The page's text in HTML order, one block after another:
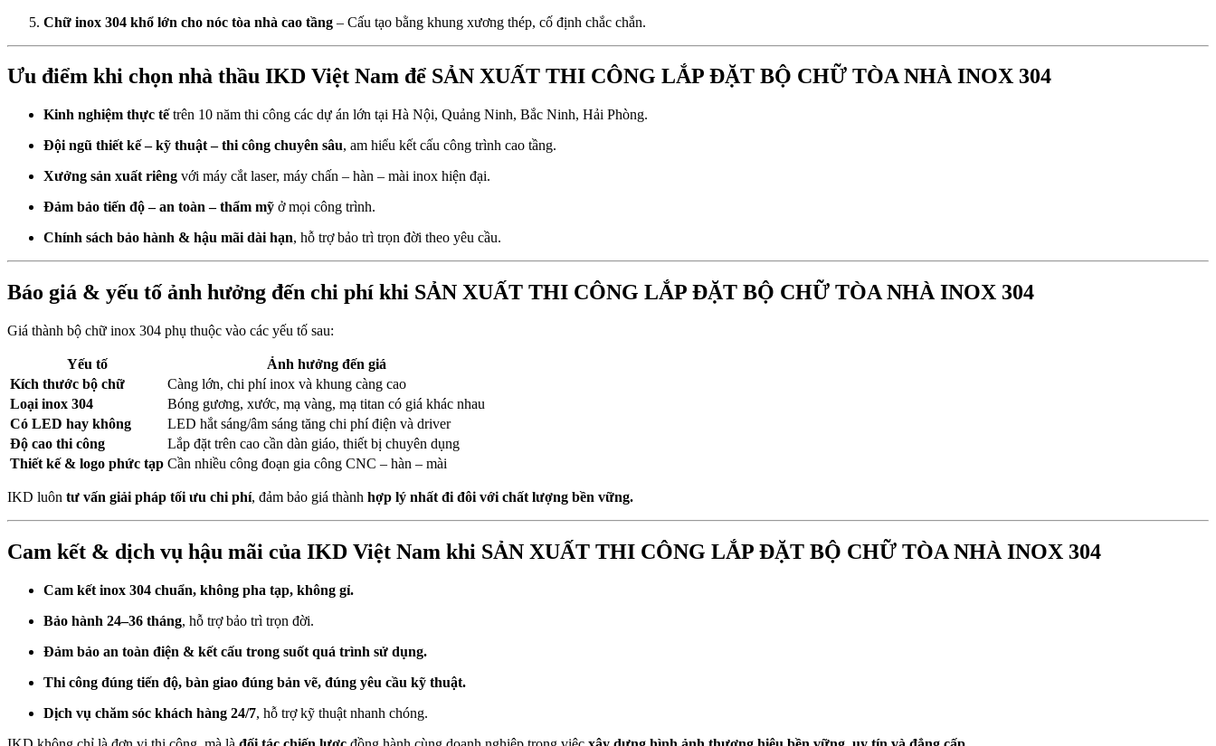
Chữ inox 304 khổ lớn cho nóc tòa nhà cao tầng – Cấu tạo bằng khung xương thép, cố định chắc chắn.
Ưu điểm khi chọn nhà thầu IKD Việt Nam để SẢN XUẤT THI CÔNG LẮP ĐẶT BỘ CHỮ TÒA NHÀ INOX 304
Kinh nghiệm thực tếtrên 10 năm thi công các dự án lớn tại Hà Nội, Quảng Ninh, Bắc Ninh, Hải Phòng.
Đội ngũ thiết kế – kỹ thuật – thi công chuyên sâu, am hiểu kết cấu công trình cao tầng.
Xưởng sản xuất riêng với máy cắt laser, máy chấn – hàn – mài inox hiện đại.
Đảm bảo tiến độ – an toàn – thẩm mỹ ở mọi công trình.
Chính sách bảo hành & hậu mãi dài hạn, hỗ trợ bảo trì trọn đời theo yêu cầu.
Báo giá & yếu tố ảnh hưởng đến chi phí khi SẢN XUẤT THI CÔNG LẮP ĐẶT BỘ CHỮ TÒA NHÀ INOX 304
Giá thành bộ chữ inox 304 phụ thuộc vào các yếu tố sau:
Yếu tố
Ảnh hưởng đến giá
Kích thước bộ chữ
Càng lớn, chi phí inox và khung càng cao
Loại inox 304
Bóng gương, xước, mạ vàng, mạ titan có giá khác nhau
Có LED hay không
LED hắt sáng/âm sáng tăng chi phí điện và driver
Độ cao thi công
Lắp đặt trên cao cần dàn giáo, thiết bị chuyên dụng
Thiết kế & logo phức tạp Cần nhiều công đoạn gia công CNC – hàn – mài
IKD luôn tư vấn giải pháp tối ưu chi phí, đảm bảo giá thành hợp lý nhất đi đôi với chất lượng bền vững.
Cam kết & dịch vụ hậu mãi của IKD Việt Nam khi SẢN XUẤT THI CÔNG LẮP ĐẶT BỘ CHỮ TÒA NHÀ INOX 304
Cam kết inox 304 chuẩn, không pha tạp, không gỉ.
Bảo hành 24–36 tháng, hỗ trợ bảo trì trọn đời.
Đảm bảo an toàn điện & kết cấu trong suốt quá trình sử dụng.
Thi công đúng tiến độ, bàn giao đúng bản vẽ, đúng yêu cầu kỹ thuật.
Dịch vụ chăm sóc khách hàng 24/7, hỗ trợ kỹ thuật nhanh chóng.